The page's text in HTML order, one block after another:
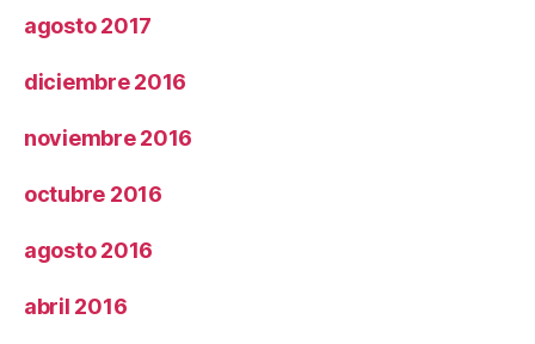
agosto 2017
diciembre 2016
noviembre 2016
octubre 2016
agosto 2016
abril 2016